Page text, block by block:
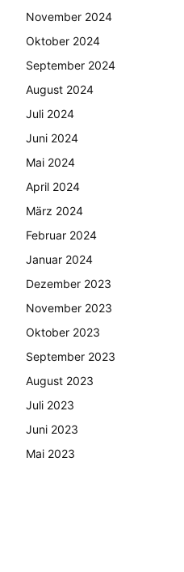
November 2024
Oktober 2024
September 2024
August 2024
Juli 2024
Juni 2024
Mai 2024
April 2024
März 2024
Februar 2024
Januar 2024
Dezember 2023
November 2023
Oktober 2023
September 2023
August 2023
Juli 2023
Juni 2023
Mai 2023